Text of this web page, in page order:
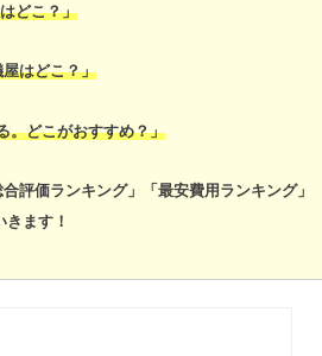
どこ？」
はどこ？」
。どこがおすすめ？」
評価ランキング」「最安費用ランキング」
きます！